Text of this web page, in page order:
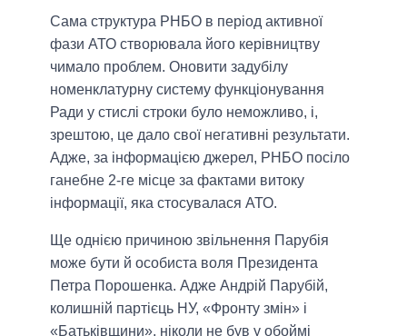
Сама структура РНБО в період активної
фази АТО створювала його керівництву
чимало проблем. Оновити задубілу
номенклатурну систему функціонування
Ради у стислі строки було неможливо, і,
зрештою, це дало свої негативні результати.
Адже, за інформацією джерел, РНБО посіло
ганебне 2-ге місце за фактами витоку
інформації, яка стосувалася АТО.
Ще однією причиною звільнення Парубія
може бути й особиста воля Президента
Петра Порошенка. Адже Андрій Парубій,
колишній партієць НУ, «Фронту змін» і
«Батьківщини», ніколи не був у обоймі